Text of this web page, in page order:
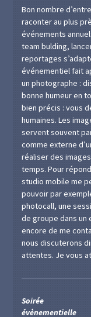
Bon nombre
raconter au plus
événements
team bulding,
reportages
événementiel fait
un photographe :
bonne humeur en
bien précis : vous
humaines. Les
servent souvent
comme externe
réaliser des
temps. Pour
studio mobile me
pouvoir par
photocall, une
de groupe dans un
encore de me
nous discuterons
attentes. Je vous
Soirée
évènementielle